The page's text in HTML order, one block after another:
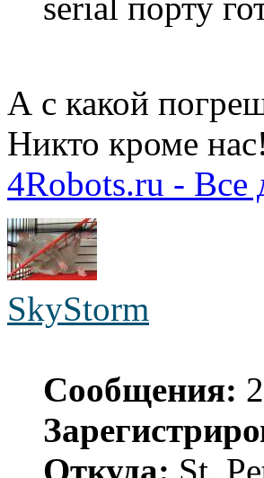
А с какой
Никто кроме
4Robots.ru - Все
SkyStorm
Сообщения: